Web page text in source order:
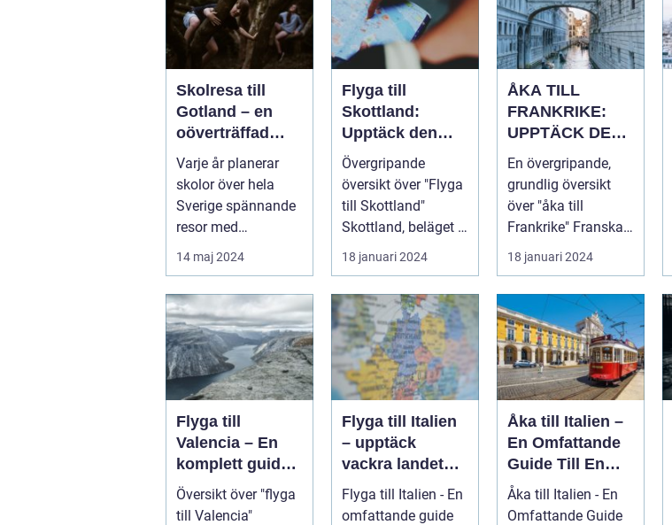
Skolresa till
Gotland – en
oöverträffad
läroplan i
levande historia
Varje år planerar
skolor över hela
Sverige spännande
resor med
pedagogiska inslag,
14 maj 2024
Flyga till
Skottland:
Upptäck den
magnifika
naturen och rika
historien
Övergripande
översikt över "Flyga
till Skottland"
Skottland, beläget i
norra delen av
Storbritannie...
18 januari 2024
ÅKA TILL
FRANKRIKE:
UPPTÄCK DEN
MÅNGFALDIGA
SKÖNHETEN
En övergripande,
grundlig översikt
över "åka till
Frankrike" Franska
republiken, känt
som Frankrike...
18 januari 2024
Flyga till
Valencia – En
komplett guide
till din resa
Översikt över "flyga
till Valencia"
Flyga till Italien
– upptäck
vackra landet
och dess
mångfald
Flyga till Italien - En
omfattande guide
Åka till Italien –
En Omfattande
Guide Till En
Oförglömlig
Upplevelse
Åka till Italien - En
Omfattande Guide